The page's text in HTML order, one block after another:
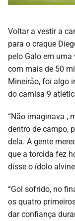
Voltar a vestir a
para o craque
pelo Galo em
com mais de 50
Mineirão, foi algo
do camisa 9
“Não imaginava ,
dentro de campo,
dela. A gente
que a torcida fez
disse o ídolo
“Gol sofrido, no
os quatro
dar confiança